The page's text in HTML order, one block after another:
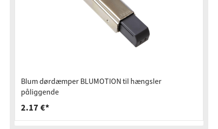
Blum dørdæmper BLUMOTION til hængsler
påliggende
2.17 €*